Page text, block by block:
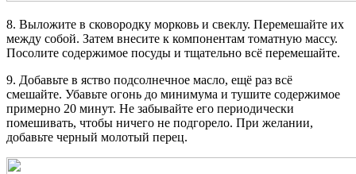
8. Выложите в сковородку морковь и свеклу. Перемешайте их
между собой. Затем внесите к компонентам томатную массу.
Посолите содержимое посуды и тщательно всё перемешайте.
9. Добавьте в яство подсолнечное масло, ещё раз всё
смешайте. Убавьте огонь до минимума и тушите содержимое
примерно 20 минут. Не забывайте его периодически
помешивать, чтобы ничего не подгорело. При желании,
добавьте черный молотый перец.